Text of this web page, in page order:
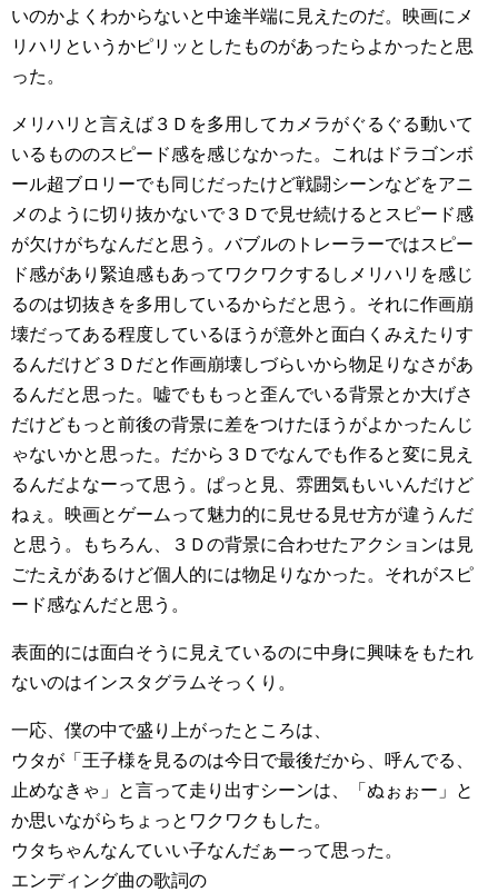
いのかよくわからないと中途半端に見えたのだ。映画にメ
リハリというかピリッとしたものがあったらよかったと思
った。
メリハリと言えば３Ｄを多用してカメラがぐるぐる動いて
いるもののスピード感を感じなかった。これはドラゴンボ
ール超ブロリーでも同じだったけど戦闘シーンなどをアニ
メのように切り抜かないで３Ｄで見せ続けるとスピード感
が欠けがちなんだと思う。バブルのトレーラーではスピー
ド感があり緊迫感もあってワクワクするしメリハリを感じ
るのは切抜きを多用しているからだと思う。それに作画崩
壊だってある程度しているほうが意外と面白くみえたりす
るんだけど３Ｄだと作画崩壊しづらいから物足りなさがあ
るんだと思った。嘘でももっと歪んでいる背景とか大げさ
だけどもっと前後の背景に差をつけたほうがよかったんじ
ゃないかと思った。だから３Ｄでなんでも作ると変に見え
るんだよなーって思う。ぱっと見、雰囲気もいいんだけど
ねぇ。映画とゲームって魅力的に見せる見せ方が違うんだ
と思う。もちろん、３Ｄの背景に合わせたアクションは見
ごたえがあるけど個人的には物足りなかった。それがスピ
ード感なんだと思う。
表面的には面白そうに見えているのに中身に興味をもたれ
ないのはインスタグラムそっくり。
一応、僕の中で盛り上がったところは、
ウタが「王子様を見るのは今日で最後だから、呼んでる、
止めなきゃ」と言って走り出すシーンは、「ぬぉぉー」と
か思いながらちょっとワクワクもした。
ウタちゃんなんていい子なんだぁーって思った。
エンディング曲の歌詞の